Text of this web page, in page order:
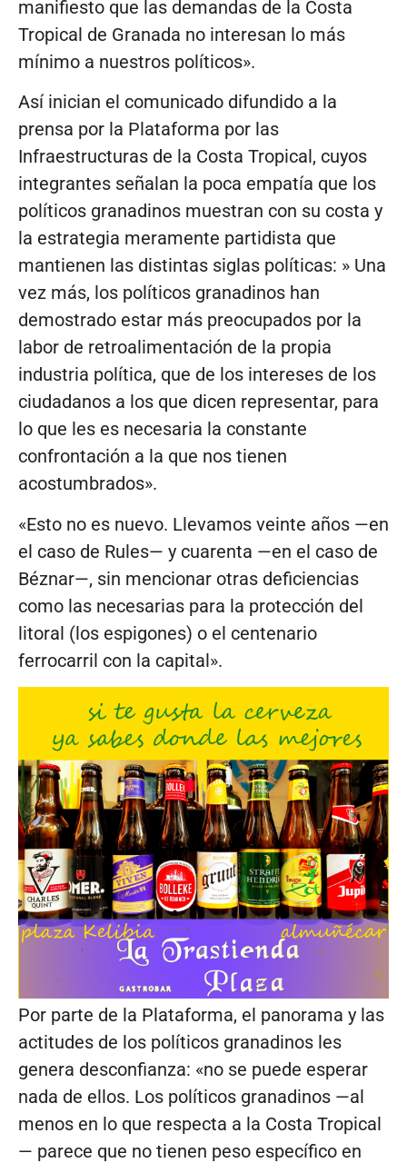
manifiesto que las demandas de la Costa
Tropical de Granada no interesan lo más
mínimo a nuestros políticos».
Así inician el comunicado difundido a la
prensa por la Plataforma por las
Infraestructuras de la Costa Tropical, cuyos
integrantes señalan la poca empatía que los
políticos granadinos muestran con su costa y
la estrategia meramente partidista que
mantienen las distintas siglas políticas: » Una
vez más, los políticos granadinos han
demostrado estar más preocupados por la
labor de retroalimentación de la propia
industria política, que de los intereses de los
ciudadanos a los que dicen representar, para
lo que les es necesaria la constante
confrontación a la que nos tienen
acostumbrados».
«Esto no es nuevo. Llevamos veinte años —en
el caso de Rules— y cuarenta —en el caso de
Béznar—, sin mencionar otras deficiencias
como las necesarias para la protección del
litoral (los espigones) o el centenario
ferrocarril con la capital».
Por parte de la Plataforma, el panorama y las
actitudes de los políticos granadinos les
genera desconfianza: «no se puede esperar
nada de ellos. Los políticos granadinos —al
menos en lo que respecta a la Costa Tropical
— parece que no tienen peso específico en